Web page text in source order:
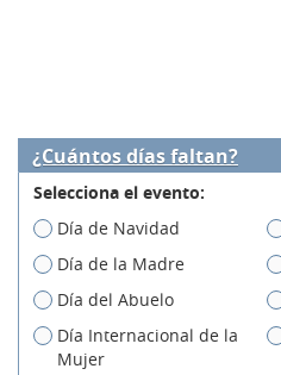
¿Cuántos días faltan?
Selecciona el evento:
Día de Navidad
Día de la Madre
Día del Abuelo
Día Internacional de la
Mujer